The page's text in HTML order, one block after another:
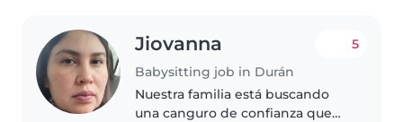
Jiovanna
Babysitting job in Durán
5
Nuestra familia está buscando
una canguro de confianza que